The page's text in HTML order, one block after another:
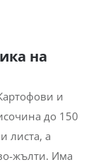
на
и
до 150
листа, а
жълти. Има